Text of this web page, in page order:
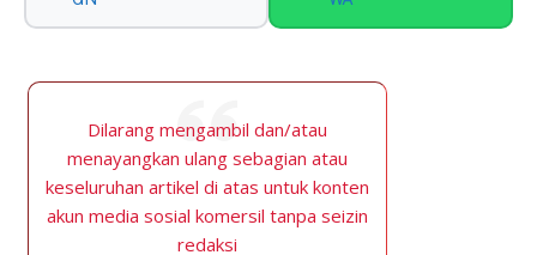
Dilarang mengambil dan/atau
menayangkan ulang sebagian atau
keseluruhan artikel di atas untuk konten
akun media sosial komersil tanpa seizin
redaksi